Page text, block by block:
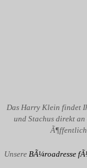
Das Harry Klein findet
und Stachus direkt an
Unsere BÃ¼roadresse